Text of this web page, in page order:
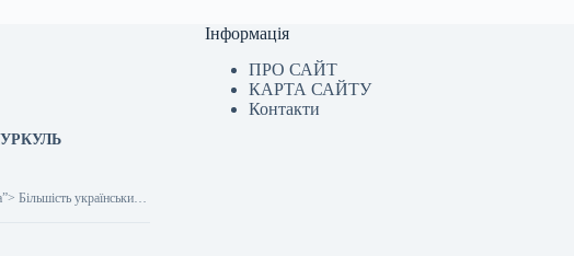
Більшість українських
Інформація
ПРО САЙТ
КАРТА САЙТУ
Контакти